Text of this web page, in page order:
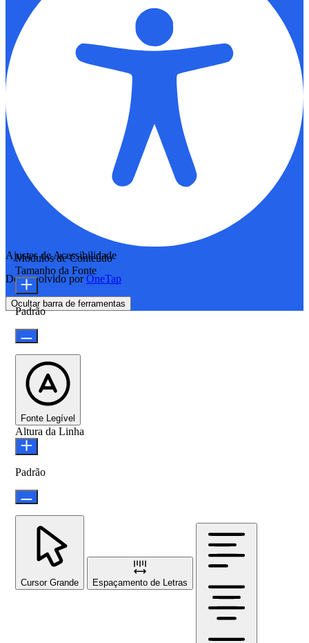
Ajustes de Acessibilidade
Desenvolvido por OneTap
Ocultar barra de ferramentas
Módulos de Conteúdo
Tamanho da Fonte
Padrão
Fonte Legível
Altura da Linha
Padrão
Cursor Grande Espaçamento de Letras